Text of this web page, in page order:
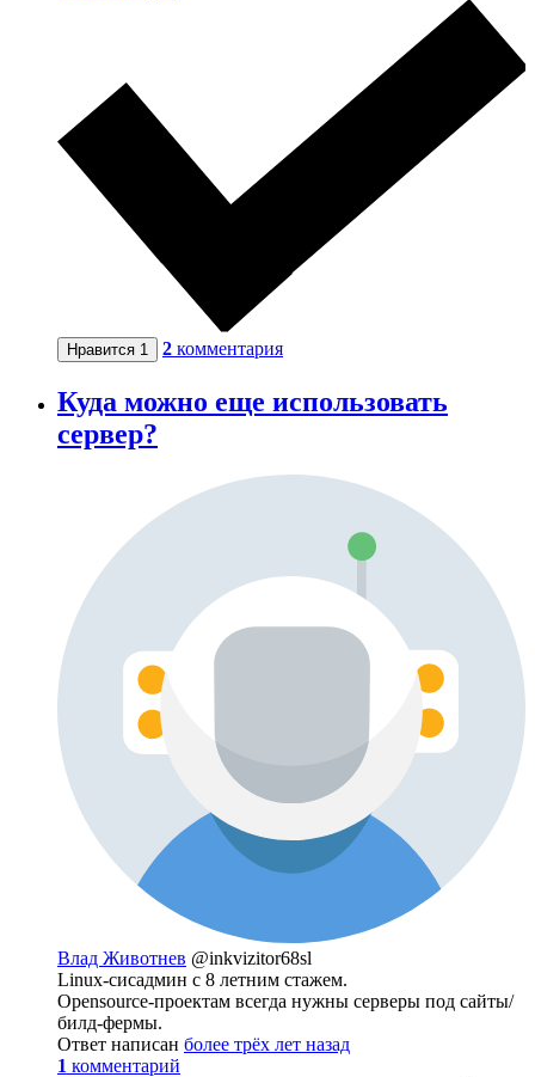
Нравится 1 2 комментария
Куда можно еще использовать
сервер?
Влад Животнев @inkvizitor68sl
Linux-сисадмин с 8 летним стажем.
Opensource-проектам всегда нужны серверы под сайты/
билд-фермы.
Ответ написан более трёх лет назад
1 комментарий